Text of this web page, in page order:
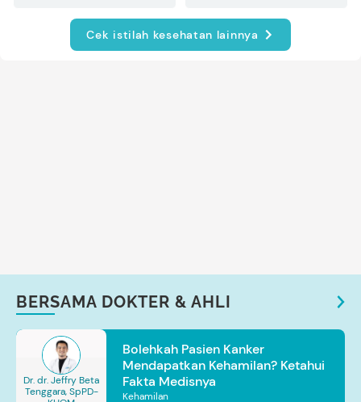
Cek istilah kesehatan lainnya
BERSAMA DOKTER & AHLI
Dr. dr. Jeffry Beta
Tenggara, SpPD-
Bolehkah Pasien Kanker
Mendapatkan Kehamilan? Ketahui
Fakta Medisnya
Kehamilan